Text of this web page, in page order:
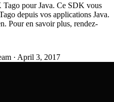
pour Java. Ce SDK vous
depuis vos applications Java.
Pour en savoir plus, rendez-
· April 3, 2017